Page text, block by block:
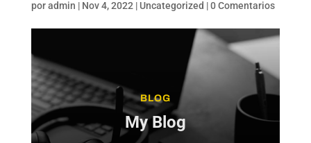
poradmin | Nov 4, 2022 | Uncategorized |0 Comentarios
BLOG
My Blog